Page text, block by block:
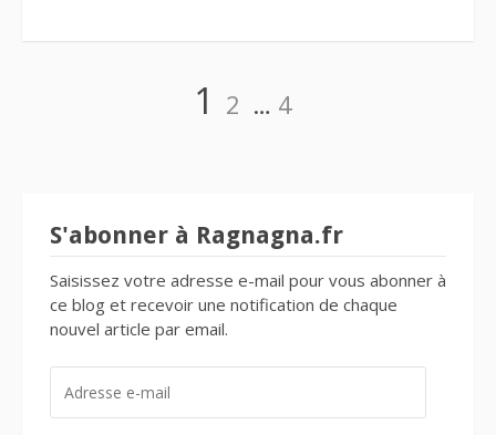
Page
1 Page
2 … Page
4
S'abonner à Ragnagna.fr
Saisissez votre adresse e-mail pour vous abonner à
ce blog et recevoir une notification de chaque
nouvel article par email.
MAIL